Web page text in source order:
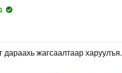
жагсаалтаар харуулъя.